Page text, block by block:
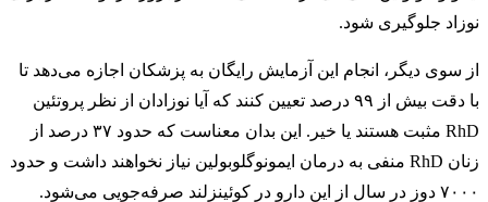
نوزاد جلوگیری شود.
از سوی دیگر، انجام این آزمایش رایگان به پزشکان اجازه می‌دهد تا
با دقت بیش از ۹۹ درصد تعیین کنند که آیا نوزادان از نظر پروتئین
RhD مثبت هستند یا خیر. این بدان معناست که حدود ۳۷ درصد از
زنان RhD منفی به درمان ایمونوگلوبولین نیاز نخواهند داشت و حدود
۷۰۰۰ دوز در سال از این دارو در کوئینزلند صرفه‌جویی می‌شود.